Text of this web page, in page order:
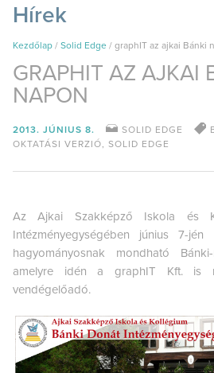
Hírek
Kezdőlap / Solid Edge / graphIT az ajkai Bánki
GRAPHIT AZ AJKAI
NAPON
2013. JÚNIUS 8. SOLID EDGE
OKTATÁSI VERZIÓ, SOLID EDGE
Az Ajkai Szakképző Iskola és
Intézményegységében június 7-
hagyományosnak mondható
amelyre idén a graphIT Kft. is
vendégelőadó.